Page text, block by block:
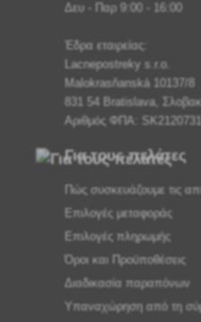
Δευ - Παρ 9:00 - 16:00
Έδρα εταιρείας:
Lacnepostreky s.r.o.
Malokrasňanská 10137/8
831 54 Bratislava,
Αριθμός ΦΠΑ:
Για τους πελάτες
Πώς συσκευάζουμε τις
Επιλογές μεταφοράς
Επιλογές πληρωμής
Όροι και Προϋποθέσεις
Διαδικασία παραπόνων
Υπαναχώρηση από τη